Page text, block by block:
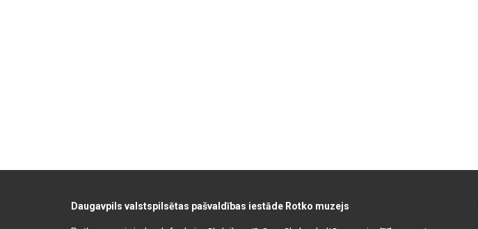
Daugavpils valstspilsētas pašvaldības iestāde Rotko muzejs